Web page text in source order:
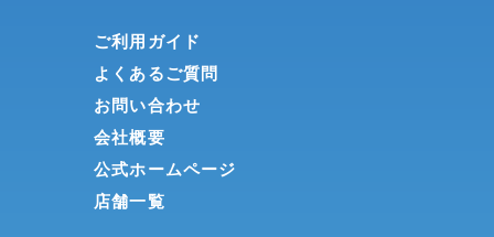
ご利用ガイド
よくあるご質問
お問い合わせ
会社概要
公式ホームページ
店舗一覧